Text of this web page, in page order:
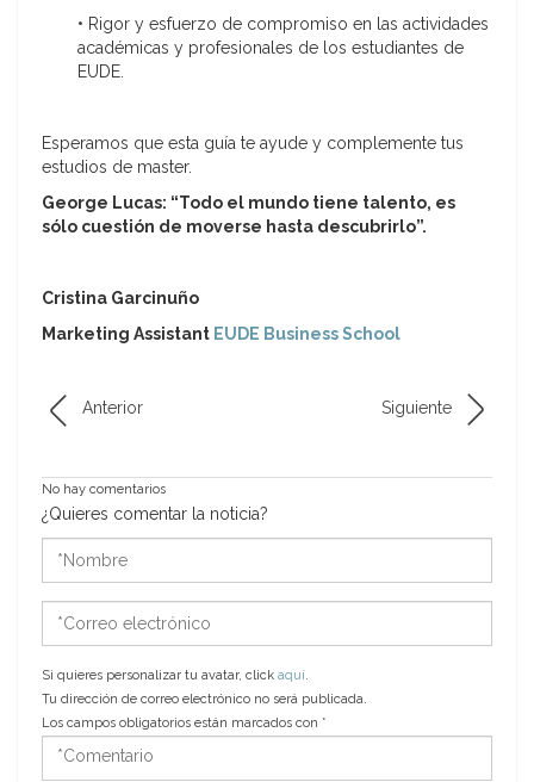
• Rigor y esfuerzo de compromiso en las actividades
académicas y profesionales de los estudiantes de
EUDE.
Esperamos que esta guía te ayude y complemente tus
estudios de master.
George Lucas: “Todo el mundo tiene talento, es
sólo cuestión de moverse hasta descubrirlo”.
Cristina Garcinuño
Marketing Assistant EUDE Business School
Anterior Siguiente
No hay comentarios
¿Quieres comentar la noticia?
electrónico
Si quieres personalizar tu avatar, click aquí.
Tu dirección de correo electrónico no será publicada.
Los campos obligatorios están marcados con *
*Comentario